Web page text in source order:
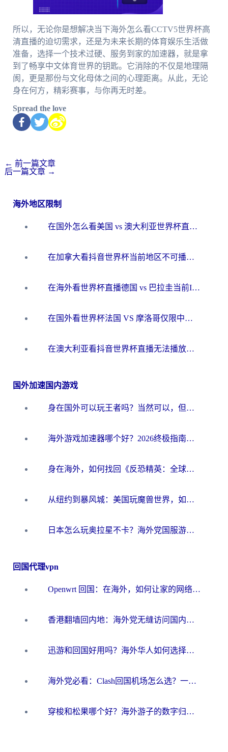
所以，无论你是想解决当下海外怎么看CCTV5世界杯高
清直播的迫切需求，还是为未来长期的体育娱乐生活做
准备，选择一个技术过硬、服务到家的加速器，就是拿
到了畅享中文体育世界的钥匙。它消除的不仅是地理隔
阂，更是那份与文化母体之间的心理距离。从此，无论
身在何方，精彩赛事，与你再无时差。
Spread the love
← 前一篇文章
后一篇文章 →
海外地区限制
在国外怎么看美国 vs 澳大利亚世界杯直播？海外党必藏的中文解说观赛指南
在加拿大看抖音世界杯当前地区不可播放？海外党体育观赛终极指南
在海外看世界杯直播德国 vs 巴拉圭当前IP受限制？这篇指南帮你轻松解决地区限制
在国外看世界杯法国 VS 摩洛哥仅限中国大陆？别让地域限制拦下你的欢呼
在澳大利亚看抖音世界杯直播无法播放？海外党体育观赛终极指南来了！
国外加速国内游戏
身在国外可以玩王者吗？当然可以，但你需要这份“加速”指南
海外游戏加速器哪个好？2026终极指南帮你畅玩国服+解决卡顿难题
身在海外，如何找回《反恐精英：全球攻势》国服的丝滑手感？一份给你的终极指南
从纽约到暴风城：美国玩魔兽世界，如何找到你的最佳网络航线
日本怎么玩奥拉星不卡？海外党国服游戏加速器选择全攻略
回国代理vpn
Openwrt 回国：在海外，如何让家的网络触手可及
香港翻墙回内地：海外党无缝访问国内资源的加速器选择全攻略
迅游和回国好用吗？海外华人如何选择靠谱的回国加速器
海外党必看：Clash回国机场怎么选？一篇搞定无缝访问国内资源的全攻略
穿梭和松果哪个好？海外游子的数字归乡路，到底该怎么选